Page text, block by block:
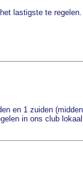
lastigste te regelen.
en 1 zuiden
in ons club